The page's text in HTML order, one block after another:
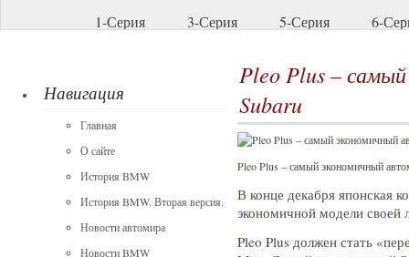
1-Серия 3-Серия 5-Серия 6-
Навигация
Главная
О сайте
История BMW
История BMW. Вторая версия.
Новости автомира
Новости BMW
Pleo Plus –
Subaru
Pleo Plus – самый экономичный
В конце декабря японская
экономичной модели своей
Pleo Plus должен стать